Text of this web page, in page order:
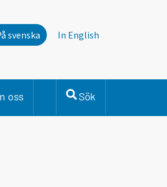
svenska In English
oss Sök